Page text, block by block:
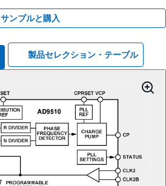
サンプルと購入
製品セレクション・テーブル